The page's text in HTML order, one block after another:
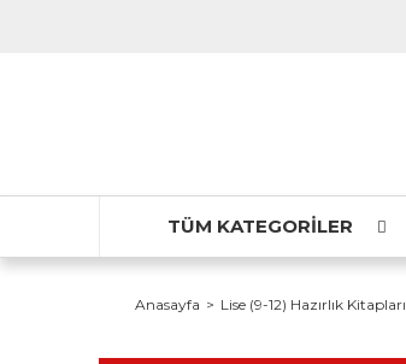
TÜM KATEGORİLER
Anasayfa Lise (9-12) Hazırlık Kitapları